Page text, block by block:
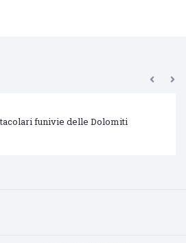
funivie delle Dolomiti